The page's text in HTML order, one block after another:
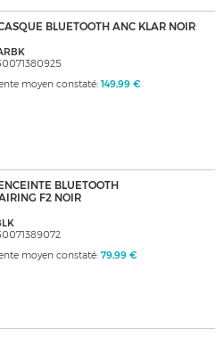
BLUETOOTH ANC KLAR NOIR
moyen constaté: 149,99 €
BLUETOOTH
F2 NOIR
moyen constaté: 79,99 €